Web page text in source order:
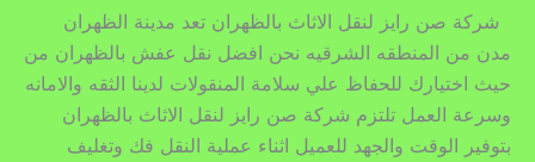
شركة صن رايز لنقل الاثاث بالظهران تعد مدينة الظهران
مدن من المنطقه الشرقيه نحن افضل نقل عفش بالظهران من
حيث اختيارك للحفاظ علي سلامة المنقولات لدينا الثقه والامانه
وسرعة العمل تلتزم شركة صن رايز لنقل الاثاث بالظهران
بتوفير الوقت والجهد للعميل اثناء عملية النقل فك وتغليف